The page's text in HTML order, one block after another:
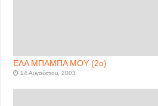
ΕΛΑ ΜΠΑΜΠΑ ΜΟΥ (2ο)
14 Αυγούστου, 2003